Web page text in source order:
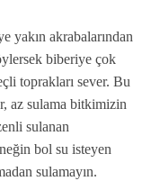
yakın akrabalarından
biberiye çok
toprakları sever. Bu
az sulama bitkimizin
sulanan
bol su isteyen
sulamayın.